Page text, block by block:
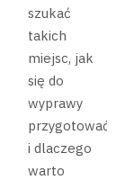
szukać
takich
miejsc, jak
się do
wyprawy
przygotować
i dlaczego
warto